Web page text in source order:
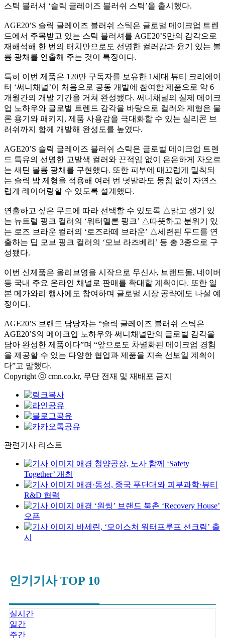
스틱 블러셔 ‘슬릭 글레이즈 블러쉬 스틱’을 출시했다.
AGE20’S 슬릭 글레이즈 블러쉬 스틱은 글로벌 메이크업 트렌
드에서 주목받고 있는 스틱 블러셔를 AGE20’S만의 감각으로
재해석해 한 번의 터치만으로도 선명한 컬러감과 윤기 있는 볼
륨 광채를 연출해 주는 것이 특징이다.
특히 이번 제품은 120만 구독자를 보유한 1세대 뷰티 크리에이
터 ‘써니채널’이 처음으로 공동 개발에 참여한 제품으로 약 6
개월간의 개발 기간을 거쳐 완성됐다. 써니채널의 실제 메이크
업 노하우와 글로벌 트렌드 감각을 바탕으로 컬러와 제형은 물
론 용기와 패키지, 제품 사용감을 극대화할 수 있는 실리콘 브
러쉬까지 함께 개발해 완성도를 높였다.
AGE20’S 슬릭 글레이즈 블러쉬 스틱은 글로벌 메이크업 트렌
드 특유의 선명한 고발색 컬러와 끈적임 없이 은은하게 차오르
는 새틴 볼륨 광채를 구현했다. 또한 피부에 매끄럽게 밀착되
는 슬릭 밤 제형을 적용해 여러 번 덧발라도 뭉침 없이 자연스
럽게 레이어링할 수 있도록 설계했다.
연출하고 싶은 무드에 따라 선택할 수 있도록 △맑고 생기 있
는 뉴트럴 핑크 컬러의 ‘워터멜론 핑크’ △따뜻하고 분위기 있
는 로즈 브라운 컬러의 ‘로즈라떼 브라운’ △세련된 무드를 연
출하는 딥 모브 핑크 컬러의 ‘모브 라즈베리’ 등 총 3종으로 구
성됐다.
이번 신제품은 올리브영을 시작으로 무신사, 브랜드몰, 네이버
등 국내 주요 온라인 채널로 판매를 확대할 계획이다. 또한 일
본 메가와리 행사에도 참여하며 글로벌 시장 공략에도 나설 예
정이다.
AGE20’S 브랜드 담당자는 “슬릭 글레이즈 블러쉬 스틱은
AGE20’S의 메이크업 노하우와 써니채널만의 글로벌 감각을
담아 완성한 제품이다”며 “앞으로도 차별화된 메이크업 경험
을 제공할 수 있는 다양한 협업과 제품을 지속 선보일 계획이
다”고 말했다.
Copyright ⓒ cmn.co.kr, 무단 전재 및 재배포 금지
관련기사 리스트
애경 청양공장, 노사 함께 ‘Safety
Together’ 개최
애경·동성, 중국 푸단대와 피부과학·뷰티
R&D 협력
애경 ‘원씽’ 브랜드 북촌 ‘Recovery House’
오픈
바세린, ‘모이스처 워터프루프 선크림’ 출
시
인기기사 TOP 10
실시간
일간
주간